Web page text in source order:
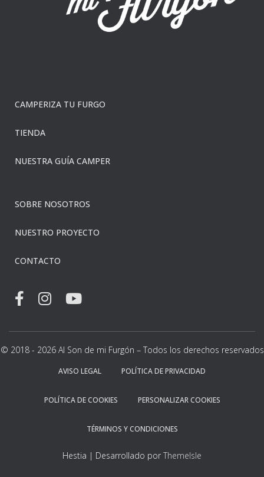
CAMPERIZA TU FURGO
TIENDA
NUESTRA GUÍA CAMPER
SOBRE NOSOTROS
NUESTRO PROYECTO
CONTACTO
© 2018 - 2026 Al Son de mi Furgón – Todos los derechos reservados
AVISO LEGAL POLÍTICA DE PRIVACIDAD
POLÍTICA DE COOKIES PERSONALIZAR COOKIES
TÉRMINOS Y CONDICIONES
Hestia | Desarrollado por ThemeIsle